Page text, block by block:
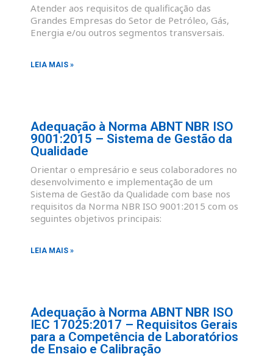
Atender aos requisitos de qualificação das
Grandes Empresas do Setor de Petróleo, Gás,
Energia e/ou outros segmentos transversais.
LEIA MAIS »
Adequação à Norma ABNT NBR ISO
9001:2015 – Sistema de Gestão da
Qualidade
Orientar o empresário e seus colaboradores no
desenvolvimento e implementação de um
Sistema de Gestão da Qualidade com base nos
requisitos da Norma NBR ISO 9001:2015 com os
seguintes objetivos principais:
LEIA MAIS »
Adequação à Norma ABNT NBR ISO
IEC 17025:2017 – Requisitos Gerais
para a Competência de Laboratórios
de Ensaio e Calibração